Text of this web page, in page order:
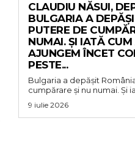
CLAUDIU NĂSUI,
BULGARIA A
PUTERE DE
NUMAI. ȘI IATĂ CUM
AJUNGEM ÎNCET
PESTE...
Bulgaria a depășit
cumpărare și nu numai. Și
9 iulie 2026